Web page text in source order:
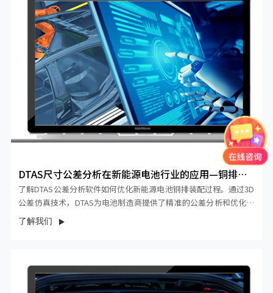
DTAS尺寸公差分析在新能源电池行业的应用—铜排装
配
了解DTAS公差分析软件如何优化新能源电池铜排装配过程。通过3D
公差仿真技术，DTAS为电池制造商提供了精准的公差分析和优化方
案。本文通过实际案例，展示如何通过数字化手段提升铜排装配的
精度和效率，确保新能源电池的高质量生产。
了解我们